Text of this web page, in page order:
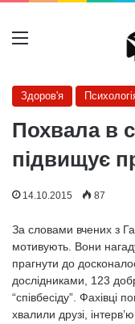
Меню
Здоров'я
Похвала в
підвищує
14.10.2015 87
За словами вчених з
мотивують. Вони
прагнути до
дослідниками, 123
“співбесіду”. Фахівці
хвалили друзі,